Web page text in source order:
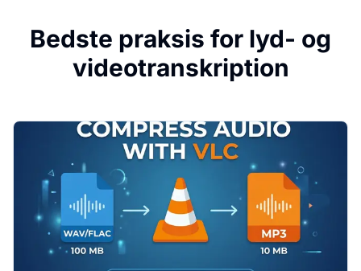
Bedste praksis for lyd- og
videotranskription